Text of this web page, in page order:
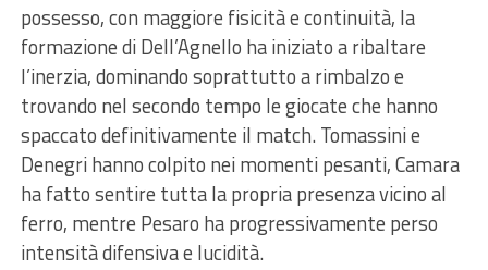
possesso, con maggiore fisicità e continuità, la
formazione di Dell’Agnello ha iniziato a ribaltare
l’inerzia, dominando soprattutto a rimbalzo e
trovando nel secondo tempo le giocate che hanno
spaccato definitivamente il match. Tomassini e
Denegri hanno colpito nei momenti pesanti, Camara
ha fatto sentire tutta la propria presenza vicino al
ferro, mentre Pesaro ha progressivamente perso
intensità difensiva e lucidità.